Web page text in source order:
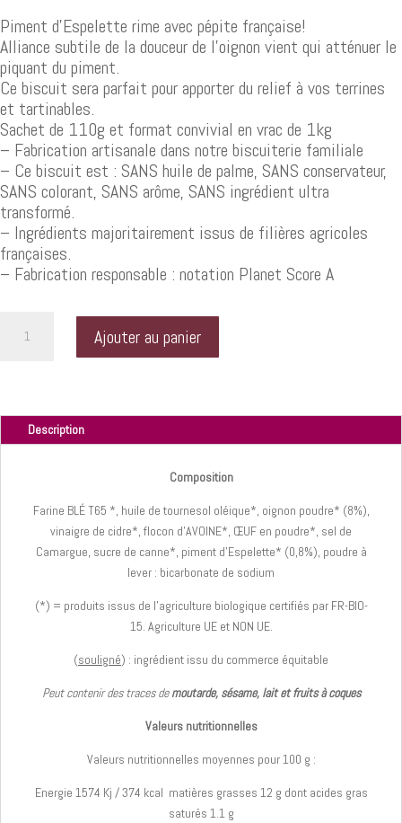
Piment d’Espelette rime avec pépite française!
Alliance subtile de la douceur de l’oignon vient qui atténuer le
piquant du piment.
Ce biscuit sera parfait pour apporter du relief à vos terrines
et tartinables.
Sachet de 110g et format convivial en vrac de 1kg
– Fabrication artisanale dans notre biscuiterie familiale
– Ce biscuit est : SANS huile de palme, SANS conservateur,
SANS colorant, SANS arôme, SANS ingrédient ultra
transformé.
– Ingrédients majoritairement issus de filières agricoles
françaises.
– Fabrication responsable : notation Planet Score A
d'Espelette
Ajouter au panier
Description
Composition
Farine BLÉ T65 *, huile de tournesol oléique*, oignon poudre* (8%),
vinaigre de cidre*, flocon d'AVOINE*, ŒUF en poudre*, sel de
Camargue, sucre de canne*, piment d'Espelette* (0,8%), poudre à
lever : bicarbonate de sodium
(*) = produits issus de l’agriculture biologique certifiés par FR-BIO-
15. Agriculture UE et NON UE.
(souligné) : ingrédient issu du commerce équitable
Peut contenir des traces demoutarde, sésame, lait et fruits à coques
Valeurs nutritionnelles
Valeurs nutritionnelles moyennes pour 100 g :
Energie 1574 Kj / 374 kcal matières grasses 12 g dont acides gras
saturés 1.1 g